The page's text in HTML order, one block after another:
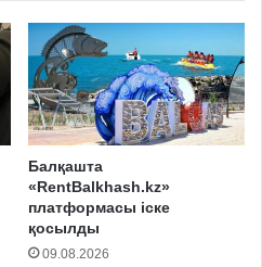
Балқашта
«RentBalkhash.kz»
платформасы іске
қосылды
09.08.2026